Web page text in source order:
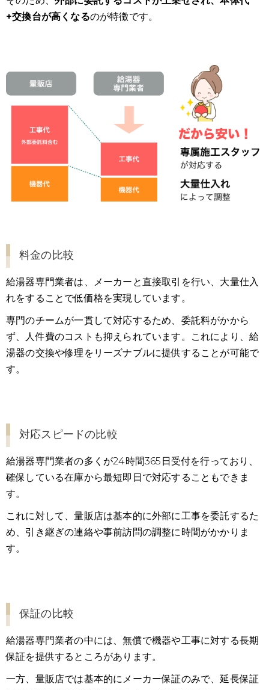
+交換台が高くなるのが特徴です。
料金の比較
給湯器専門業者は、メーカーと直接取引を行い、大量仕入
れをすることで低価格を実現しています。
専門のチームが一貫して対応するため、委託料がかから
ず、人件費のコストも抑えられています。これにより、給
湯器の交換や修理をリーズナブルに提供することが可能で
す。
対応スピードの比較
給湯器専門業者の多くが24時間365日受付を行っており、
確保している在庫から最短即日で対応することもできま
す。
これに対して、量販店は基本的に外部に工事を委託するた
め、引き継ぎの連絡や事前訪問の調整に時間がかかりま
す。
保証の比較
給湯器専門業者の中には、無償で機器や工事に対する長期
保証を提供するところがあります。
一方、量販店では基本的にメーカー保証のみで、延長保証